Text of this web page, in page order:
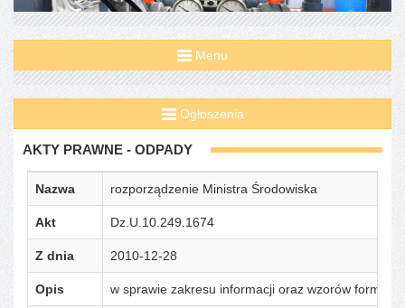
Menu
Ogłoszenia
AKTY PRAWNE - ODPADY
Nazwa rozporządzenie Ministra Środowiska
Akt Dz.U.10.249.1674
Z dnia 2010-12-28
Opis w sprawie zakresu informacji oraz wzorów